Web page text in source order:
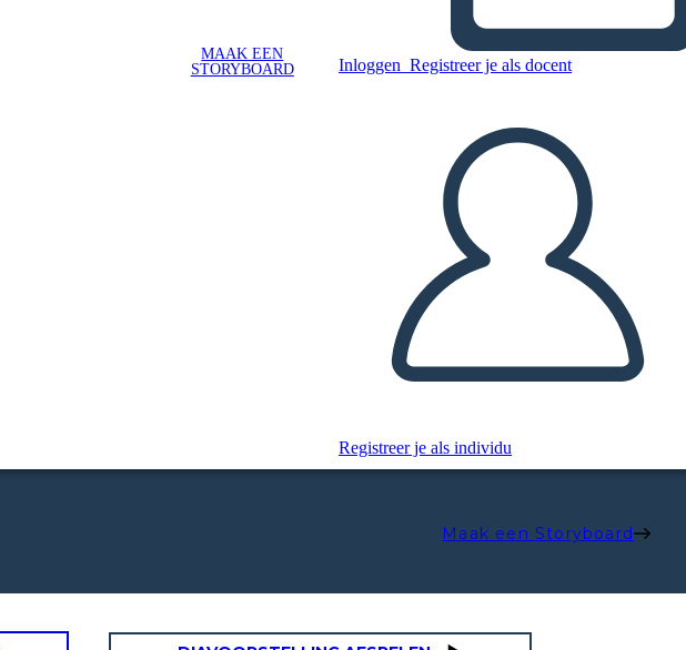
MAAK EEN
STORYBOARD
Inloggen Registreer je als docent
Registreer je als individu
Maak een Storyboard